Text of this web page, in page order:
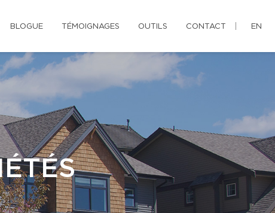
BLOGUE TÉMOIGNAGES OUTILS CONTACT EN